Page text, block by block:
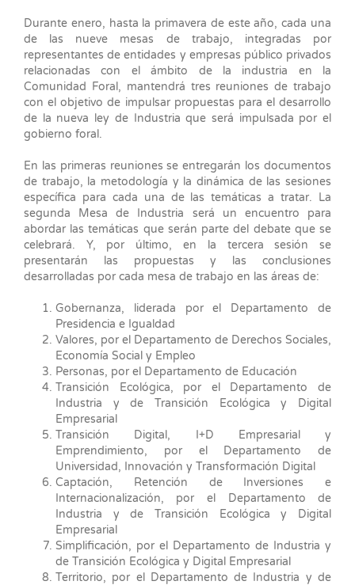
Durante enero, hasta la primavera de este año, cada una
de las nueve mesas de trabajo, integradas por
representantes de entidades y empresas público privados
relacionadas con el ámbito de la industria en la
Comunidad Foral, mantendrá tres reuniones de trabajo
con el objetivo de impulsar propuestas para el desarrollo
de la nueva ley de Industria que será impulsada por el
gobierno foral.
En las primeras reuniones se entregarán los documentos
de trabajo, la metodología y la dinámica de las sesiones
específica para cada una de las temáticas a tratar. La
segunda Mesa de Industria será un encuentro para
abordar las temáticas que serán parte del debate que se
celebrará. Y, por último, en la tercera sesión se
presentarán las propuestas y las conclusiones
desarrolladas por cada mesa de trabajo en las áreas de:
Gobernanza, liderada por el Departamento de
Presidencia e Igualdad
Valores, por el Departamento de Derechos Sociales,
Economía Social y Empleo
Personas, por el Departamento de Educación
Transición Ecológica, por el Departamento de
Industria y de Transición Ecológica y Digital
Empresarial
Transición Digital, I+D Empresarial y
Emprendimiento, por el Departamento de
Universidad, Innovación y Transformación Digital
Captación, Retención de Inversiones e
Internacionalización, por el Departamento de
Industria y de Transición Ecológica y Digital
Empresarial
Simplificación, por el Departamento de Industria y
de Transición Ecológica y Digital Empresarial
Territorio, por el Departamento de Industria y de